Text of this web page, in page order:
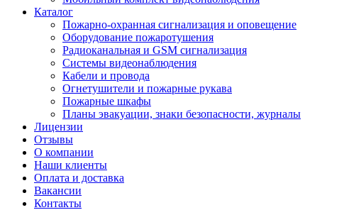
Каталог
Пожарно-охранная сигнализация и оповещение
Оборудование пожаротушения
Радиоканальная и GSM сигнализация
Системы видеонаблюдения
Кабели и провода
Огнетушители и пожарные рукава
Пожарные шкафы
Планы эвакуации, знаки безопасности, журналы
Лицензии
Отзывы
О компании
Наши клиенты
Оплата и доставка
Вакансии
Контакты